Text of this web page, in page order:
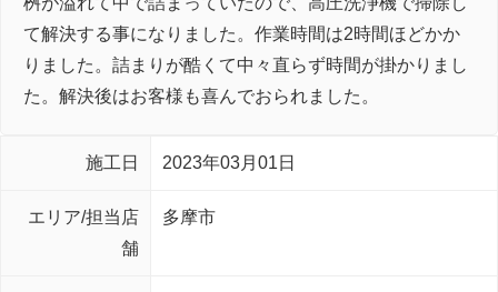
て解決する事になりました。作業時間は2時間ほどかか
りました。詰まりが酷くて中々直らず時間が掛かりまし
た。解決後はお客様も喜んでおられました。
施工日 2023年03月01日
エリア/担当店
舗
多摩市